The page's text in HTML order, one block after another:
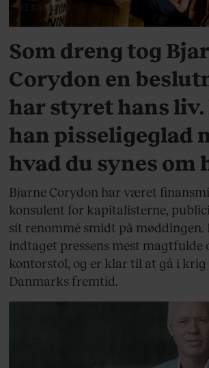
MENNESKER
Som dreng tog
Corydon en
har styret hans liv.
han pisseligeglad
hvad du synes om
Bjarne Corydon har været
konsulent for kapitalisterne,
sit renommé smidt på møddingen.
indtaget pressens mest magtfulde
kontorstol, og er klar til at gå i krig
Danmarks fremtid.